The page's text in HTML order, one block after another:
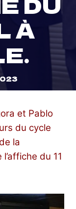
À
et Pablo
du cycle
la
du 11